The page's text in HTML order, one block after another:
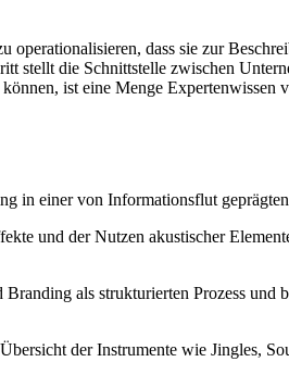
dass sie zur
stellt die Schnittstelle zwischen
ist eine Menge
in einer von Informationsflut
und der Nutzen akustischer
als strukturierten Prozess
der Instrumente wie Jingles,